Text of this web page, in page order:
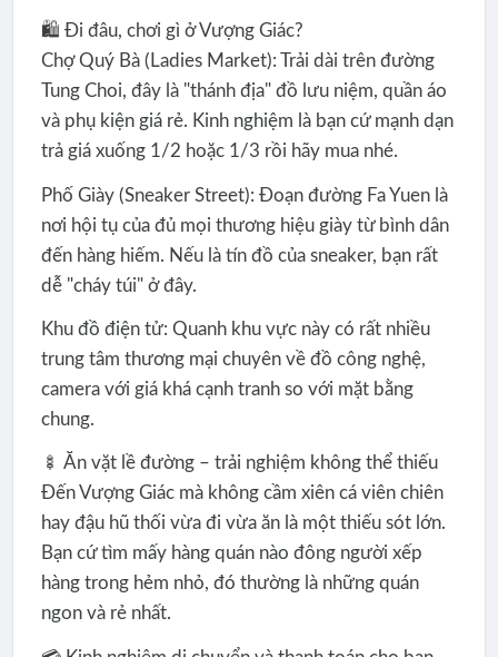
🛍️ Đi đâu, chơi gì ở Vượng Giác?
Chợ Quý Bà (Ladies Market): Trải dài trên đường
Tung Choi, đây là "thánh địa" đồ lưu niệm, quần áo
và phụ kiện giá rẻ. Kinh nghiệm là bạn cứ mạnh dạn
trả giá xuống 1/2 hoặc 1/3 rồi hãy mua nhé.
Phố Giày (Sneaker Street): Đoạn đường Fa Yuen là
nơi hội tụ của đủ mọi thương hiệu giày từ bình dân
đến hàng hiếm. Nếu là tín đồ của sneaker, bạn rất
dễ "cháy túi" ở đây.
Khu đồ điện tử: Quanh khu vực này có rất nhiều
trung tâm thương mại chuyên về đồ công nghệ,
camera với giá khá cạnh tranh so với mặt bằng
chung.
🍢 Ăn vặt lề đường – trải nghiệm không thể thiếu
Đến Vượng Giác mà không cầm xiên cá viên chiên
hay đậu hũ thối vừa đi vừa ăn là một thiếu sót lớn.
Bạn cứ tìm mấy hàng quán nào đông người xếp
hàng trong hẻm nhỏ, đó thường là những quán
ngon và rẻ nhất.